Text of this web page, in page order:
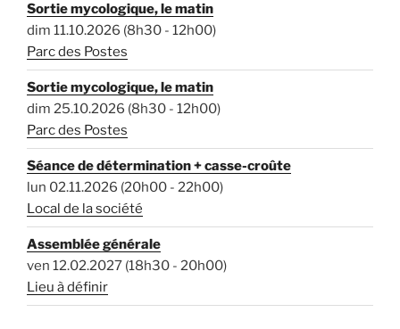
Sortie mycologique, le matin
dim 11.10.2026 (8h30 - 12h00)
Parc des Postes
Sortie mycologique, le matin
dim 25.10.2026 (8h30 - 12h00)
Parc des Postes
Séance de détermination + casse-croûte
lun 02.11.2026 (20h00 - 22h00)
Local de la société
Assemblée générale
ven 12.02.2027 (18h30 - 20h00)
Lieu à définir